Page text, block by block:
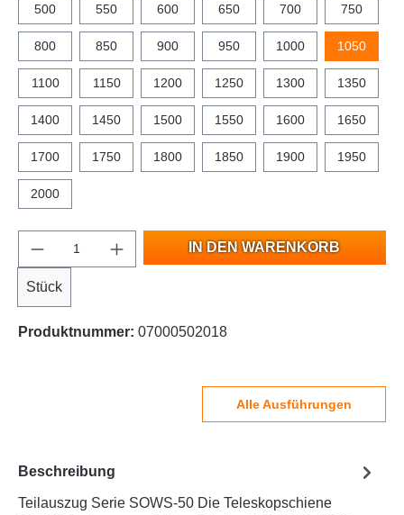
500 550 600 650 700 750
800 850 900 950 1000 1050
1100 1150 1200 1250 1300 1350
1400 1450 1500 1550 1600 1650
1700 1750 1800 1850 1900 1950
2000
Stück
IN DEN WARENKORB
Produktnummer: 07000502018
Alle Ausführungen
Beschreibung
Teilauszug Serie SOWS-50 Die Teleskopschiene